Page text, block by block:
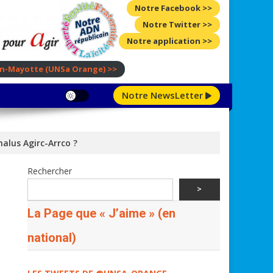
Notre Facebook >>
Notre Twitter >>
Notre application >>
Mayotte (UNSa Orange) >>
Notre NewsLetter
Agirc-Arrco ?
Rechercher
>
La Page que « J’aime » (en
national)